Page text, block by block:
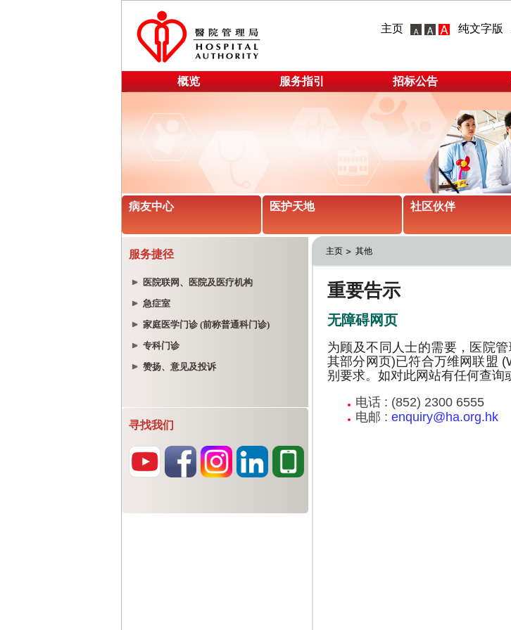
主页 纯文字版
概览 服务指引 招标公告
病友中心 医护天地 社区伙伴
服务捷径
医院联网、医院及医疗机构
急症室
家庭医学门诊 (前称普通科门诊)
专科门诊
赞扬、意见及投诉
寻找我们
主页 其他